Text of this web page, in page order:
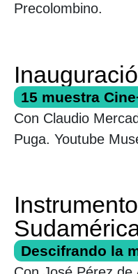
Precolombino.
15 muestra
Con Claudio
Puga. Youtube
Descifrando la